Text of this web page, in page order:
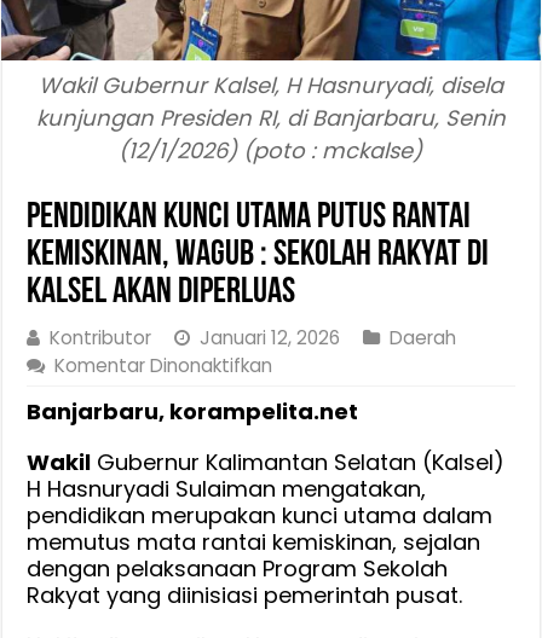
Wakil Gubernur Kalsel, H Hasnuryadi, disela
kunjungan Presiden RI, di Banjarbaru, Senin
(12/1/2026) (poto : mckalse)
Pendidikan Kunci Utama Putus Rantai
Kemiskinan, Wagub : Sekolah Rakyat di
Kalsel Akan Diperluas
Kontributor Januari 12, 2026
Daerah
Komentar Dinonaktifkan
Kunci
Putus
Rantai
Kemiskinan,
Wagub
:
Banjarbaru, korampelita.net
Wakil Gubernur Kalimantan Selatan (Kalsel)
H Hasnuryadi Sulaiman mengatakan,
pendidikan merupakan kunci utama dalam
memutus mata rantai kemiskinan, sejalan
dengan pelaksanaan Program Sekolah
Rakyat yang diinisiasi pemerintah pusat.